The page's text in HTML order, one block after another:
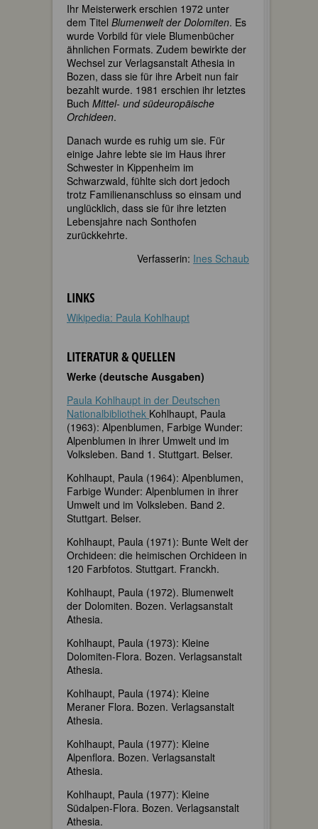
Ihr Meisterwerk erschien 1972 unter
dem Titel Blumenwelt der Dolomiten. Es
wurde Vorbild für viele Blumenbücher
ähnlichen Formats. Zudem bewirkte der
Wechsel zur Verlagsanstalt Athesia in
Bozen, dass sie für ihre Arbeit nun fair
bezahlt wurde. 1981 erschien ihr letztes
Buch Mittel- und südeuropäische
Orchideen.
Danach wurde es ruhig um sie. Für
einige Jahre lebte sie im Haus ihrer
Schwester in Kippenheim im
Schwarzwald, fühlte sich dort jedoch
trotz Familienanschluss so einsam und
unglücklich, dass sie für ihre letzten
Lebensjahre nach Sonthofen
zurückkehrte.
Verfasserin: Ines Schaub
LINKS
Wikipedia: Paula Kohlhaupt
LITERATUR & QUELLEN
Werke (deutsche Ausgaben)
Paula Kohlhaupt in der Deutschen
Nationalbibliothek Kohlhaupt, Paula
(1963): Alpenblumen, Farbige Wunder:
Alpenblumen in ihrer Umwelt und im
Volksleben. Band 1. Stuttgart. Belser.
Kohlhaupt, Paula (1964): Alpenblumen,
Farbige Wunder: Alpenblumen in ihrer
Umwelt und im Volksleben. Band 2.
Stuttgart. Belser.
Kohlhaupt, Paula (1971): Bunte Welt der
Orchideen: die heimischen Orchideen in
120 Farbfotos. Stuttgart. Franckh.
Kohlhaupt, Paula (1972). Blumenwelt
der Dolomiten. Bozen. Verlagsanstalt
Athesia.
Kohlhaupt, Paula (1973): Kleine
Dolomiten-Flora. Bozen. Verlagsanstalt
Athesia.
Kohlhaupt, Paula (1974): Kleine
Meraner Flora. Bozen. Verlagsanstalt
Athesia.
Kohlhaupt, Paula (1977): Kleine
Alpenflora. Bozen. Verlagsanstalt
Athesia.
Kohlhaupt, Paula (1977): Kleine
Südalpen-Flora. Bozen. Verlagsanstalt
Athesia.